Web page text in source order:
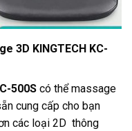
3D KINGTECH KC-
500S có thể massage
cung cấp cho bạn
các loại 2D thông